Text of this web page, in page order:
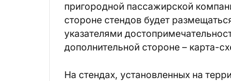
пригородной пассажирской
стороне стендов будет
указателями
дополнительной стороне – карта-
На стендах, установленных на